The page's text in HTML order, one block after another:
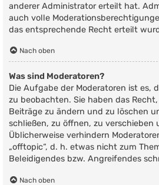
anderer Administrator erteilt hat.
auch volle
das entsprechende Recht erteilt
Nach oben
Was sind Moderatoren?
Die Aufgabe der Moderatoren ist es,
zu beobachten. Sie haben das
Beiträge zu ändern und zu löschen
schließen, zu öffnen, zu verschieben
Üblicherweise verhindern
„offtopic“, d. h. etwas nicht zum
Beleidigendes bzw. Angreifendes
Nach oben